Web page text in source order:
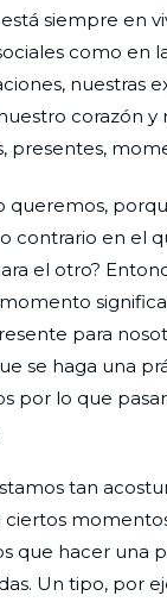
siempre en
como en
nuestras
corazón y
presentes,
queremos,
contrario en el
el otro?
para
se haga una
por lo que
tan
que hacer una
Un tipo, por